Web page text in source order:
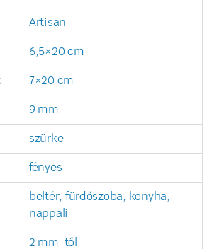
Artisan
6,5×20 cm
7×20 cm
9 mm
szürke
fényes
beltér, fürdőszoba, konyha,
nappali
2 mm-től